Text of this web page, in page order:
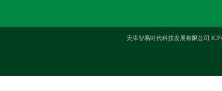
天津智易时代科技发展有限公司 ICP